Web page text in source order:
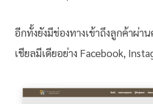
อีกทั้งยังมีช่องทางเข้าถึงลูกค้าผ่
เชียลมีเดียอย่าง Facebook,